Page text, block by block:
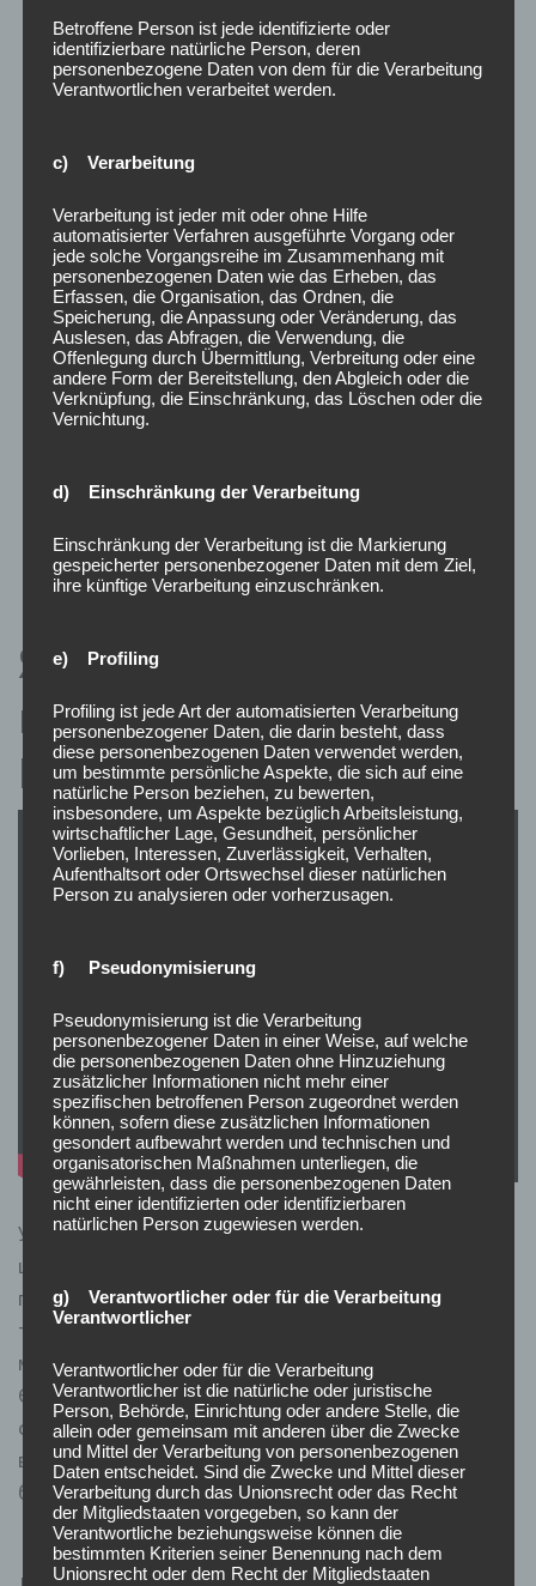
використовувати реальні дані.
У лінії присутні базові ринки 1X2, тотали,
широкий вибір контенту, Fav365 виглядає
практичним варіантом.
Такий набір допомагає швидше розв’язувати
питання без довгого випадіння з ігрового
процесу.
Бонусні нарахування не переходять у реальний
баланс одразу після активації.
електронну пошту, телефонну лінію та
Telegram-бот.
Як оформлюються
поповнення і виплати в
Fav365
У меню доступні спорт, Live, казино, Casino Live,
швидкі ігри, кіберспорт і проморозділ. Каталог
поділений за провайдерами, жанрами, популярністю
та новинками. RTP слотів зазвичай перебуває в
межах 94–98%, а добірки охоплюють фрукти,
Єгипет, Megaways і пригоди. Активний бонус
скасовується, якщо користувач не закрив вимоги до
відіграшу. Це правило поширюється на депозитні
бонуси та інші пропозиції з вейджером.
Betroffene Person ist jede identifizierte oder
identifizierbare natürliche Person, deren
personenbezogene Daten von dem für die Verarbeitung
Verantwortlichen verarbeitet werden.
c) Verarbeitung
Verarbeitung ist jeder mit oder ohne Hilfe
automatisierter Verfahren ausgeführte Vorgang oder
jede solche Vorgangsreihe im Zusammenhang mit
personenbezogenen Daten wie das Erheben, das
Erfassen, die Organisation, das Ordnen, die
Speicherung, die Anpassung oder Veränderung, das
Auslesen, das Abfragen, die Verwendung, die
Offenlegung durch Übermittlung, Verbreitung oder eine
andere Form der Bereitstellung, den Abgleich oder die
Verknüpfung, die Einschränkung, das Löschen oder die
Vernichtung.
d) Einschränkung der Verarbeitung
Einschränkung der Verarbeitung ist die Markierung
gespeicherter personenbezogener Daten mit dem Ziel,
ihre künftige Verarbeitung einzuschränken.
e) Profiling
Profiling ist jede Art der automatisierten Verarbeitung
personenbezogener Daten, die darin besteht, dass
diese personenbezogenen Daten verwendet werden,
um bestimmte persönliche Aspekte, die sich auf eine
natürliche Person beziehen, zu bewerten,
insbesondere, um Aspekte bezüglich Arbeitsleistung,
wirtschaftlicher Lage, Gesundheit, persönlicher
Vorlieben, Interessen, Zuverlässigkeit, Verhalten,
Aufenthaltsort oder Ortswechsel dieser natürlichen
Person zu analysieren oder vorherzusagen.
f) Pseudonymisierung
Pseudonymisierung ist die Verarbeitung
personenbezogener Daten in einer Weise, auf welche
die personenbezogenen Daten ohne Hinzuziehung
zusätzlicher Informationen nicht mehr einer
spezifischen betroffenen Person zugeordnet werden
können, sofern diese zusätzlichen Informationen
gesondert aufbewahrt werden und technischen und
organisatorischen Maßnahmen unterliegen, die
gewährleisten, dass die personenbezogenen Daten
nicht einer identifizierten oder identifizierbaren
natürlichen Person zugewiesen werden.
g) Verantwortlicher oder für die Verarbeitung
Verantwortlicher
Verantwortlicher oder für die Verarbeitung
Verantwortlicher ist die natürliche oder juristische
Person, Behörde, Einrichtung oder andere Stelle, die
allein oder gemeinsam mit anderen über die Zwecke
und Mittel der Verarbeitung von personenbezogenen
Daten entscheidet. Sind die Zwecke und Mittel dieser
Verarbeitung durch das Unionsrecht oder das Recht
der Mitgliedstaaten vorgegeben, so kann der
Verantwortliche beziehungsweise können die
bestimmten Kriterien seiner Benennung nach dem
Unionsrecht oder dem Recht der Mitgliedstaaten